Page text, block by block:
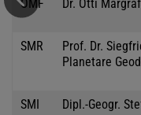
OMF Dr. Otti
SMR
Prof. Dr.
Planetare
SMI Dipl.-Geogr.